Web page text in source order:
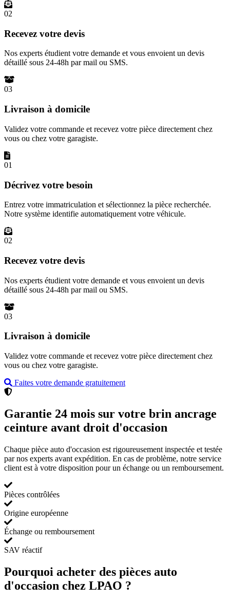
02
Recevez votre devis
Nos experts étudient votre demande et vous envoient un devis
détaillé sous 24-48h par mail ou SMS.
03
Livraison à domicile
Validez votre commande et recevez votre pièce directement chez
vous ou chez votre garagiste.
01
Décrivez votre besoin
Entrez votre immatriculation et sélectionnez la pièce recherchée.
Notre système identifie automatiquement votre véhicule.
02
Recevez votre devis
Nos experts étudient votre demande et vous envoient un devis
détaillé sous 24-48h par mail ou SMS.
03
Livraison à domicile
Validez votre commande et recevez votre pièce directement chez
vous ou chez votre garagiste.
Faites votre demande gratuitement
Garantie 24 mois sur votre brin ancrage
ceinture avant droit d'occasion
Chaque pièce auto d'occasion est rigoureusement inspectée et testée
par nos experts avant expédition. En cas de problème, notre service
client est à votre disposition pour un échange ou un remboursement.
Pièces contrôlées
Origine européenne
Échange ou remboursement
SAV réactif
Pourquoi acheter des pièces auto
d'occasion chez LPAO ?